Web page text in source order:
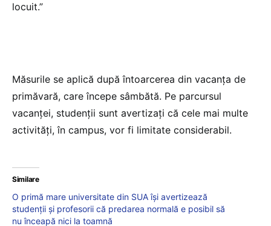
locuit.”
Măsurile se aplică după întoarcerea din vacanța de
primăvară, care începe sâmbătă. Pe parcursul
vacanței, studenții sunt avertizați că cele mai multe
activități, în campus, vor fi limitate considerabil.
Similare
O primă mare universitate din SUA își avertizează
studenții și profesorii că predarea normală e posibil să
nu înceapă nici la toamnă